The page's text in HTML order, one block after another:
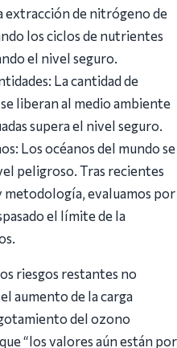
extracción de nitrógeno de
los ciclos de nutrientes
el nivel seguro.
La cantidad de
liberan al medio ambiente
supera el nivel seguro.
Los océanos del mundo se
peligroso. Tras recientes
metodología, evaluamos por
el límite de la
riesgos restantes no
aumento de la carga
del ozono
“los valores aún están por